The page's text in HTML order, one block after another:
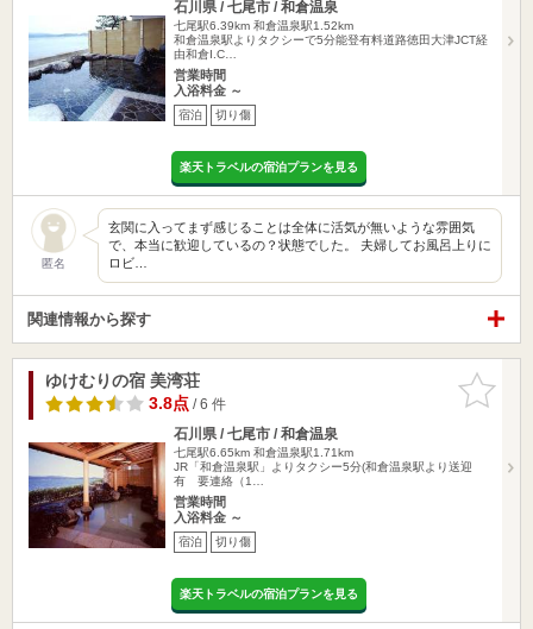
石川県 / 七尾市 / 和倉温泉
七尾駅6.39km 和倉温泉駅1.52km
和倉温泉駅よりタクシーで5分能登有料道路徳田大津JCT経
由和倉I.C…
営業時間
入浴料金 ～
宿泊 切り傷
楽天トラベルの宿泊プランを見る
匿名
玄関に入ってまず感じることは全体に活気が無いような雰囲気
で、本当に歓迎しているの？状態でした。 夫婦してお風呂上りに
ロビ…
関連情報から探す
お気に入
りに追加
ゆけむりの宿 美湾荘
3.8点/ 6 件
石川県 / 七尾市 / 和倉温泉
七尾駅6.65km 和倉温泉駅1.71km
JR「和倉温泉駅」よりタクシー5分(和倉温泉駅より送迎
有 要連絡（1…
営業時間
入浴料金 ～
宿泊 切り傷
楽天トラベルの宿泊プランを見る